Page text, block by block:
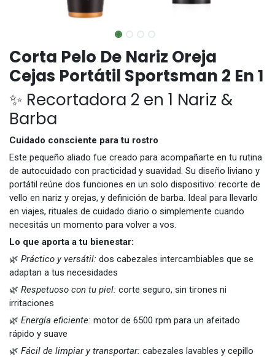
Corta Pelo De Nariz Oreja
Cejas Portátil Sportsman 2 En 1
✨ Recortadora 2 en 1 Nariz &
Barba
Cuidado consciente para tu rostro
Este pequeño aliado fue creado para acompañarte en tu rutina
de autocuidado con practicidad y suavidad. Su diseño liviano y
portátil reúne dos funciones en un solo dispositivo: recorte de
vello en nariz y orejas, y definición de barba. Ideal para llevarlo
en viajes, rituales de cuidado diario o simplemente cuando
necesitás un momento para volver a vos.
Lo que aporta a tu bienestar:
🌿 Práctico y versátil: dos cabezales intercambiables que se
adaptan a tus necesidades
🌿 Respetuoso con tu piel: corte seguro, sin tirones ni
irritaciones
🌿 Energía eficiente: motor de 6500 rpm para un afeitado
rápido y suave
🌿 Fácil de limpiar y transportar: cabezales lavables y cepillo